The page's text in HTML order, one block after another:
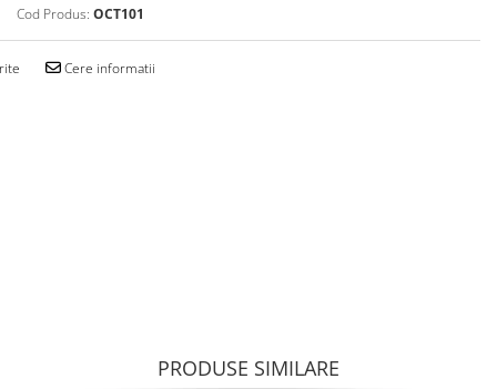
Cod Produs: OCT101
Cere informatii
PRODUSE SIMILARE